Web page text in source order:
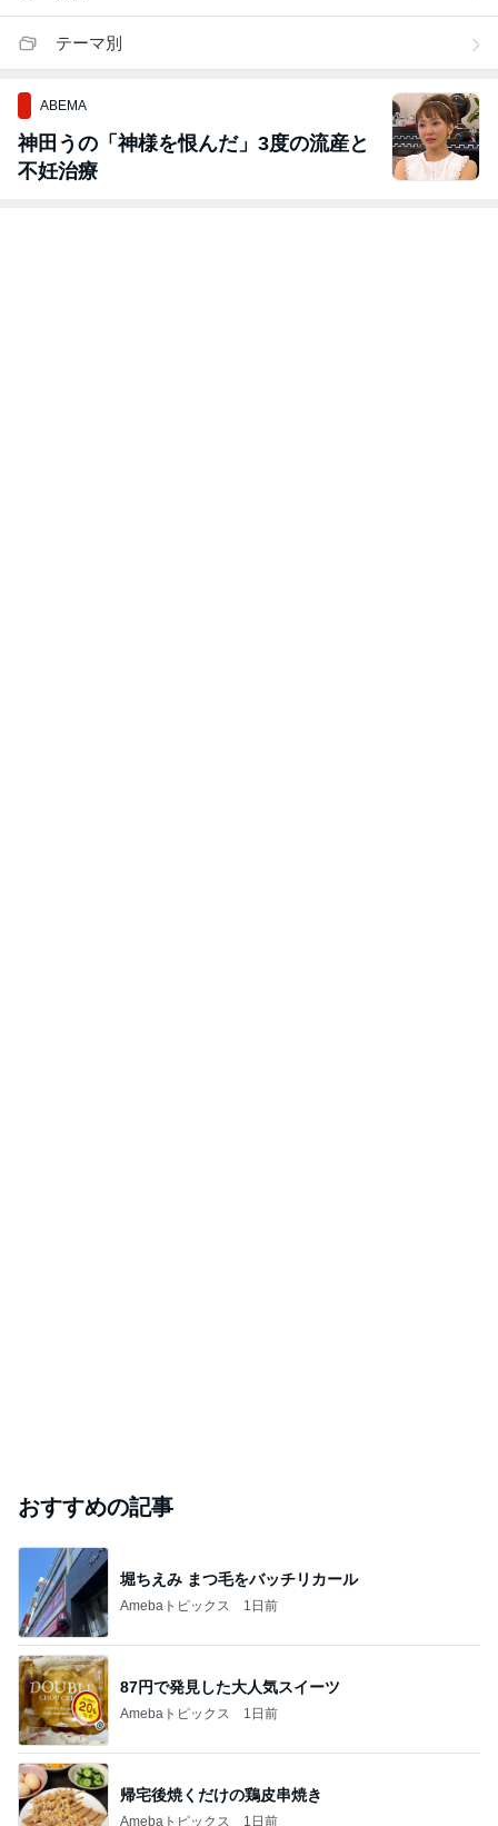
テーマ別
ABEMA
神田うの「神様を恨んだ」3度の流産と
不妊治療
おすすめの記事
堀ちえみ まつ毛をバッチリカール
Amebaトピックス 1日前
87円で発見した大人気スイーツ
Amebaトピックス 1日前
帰宅後焼くだけの鶏皮串焼き
Amebaトピックス 1日前